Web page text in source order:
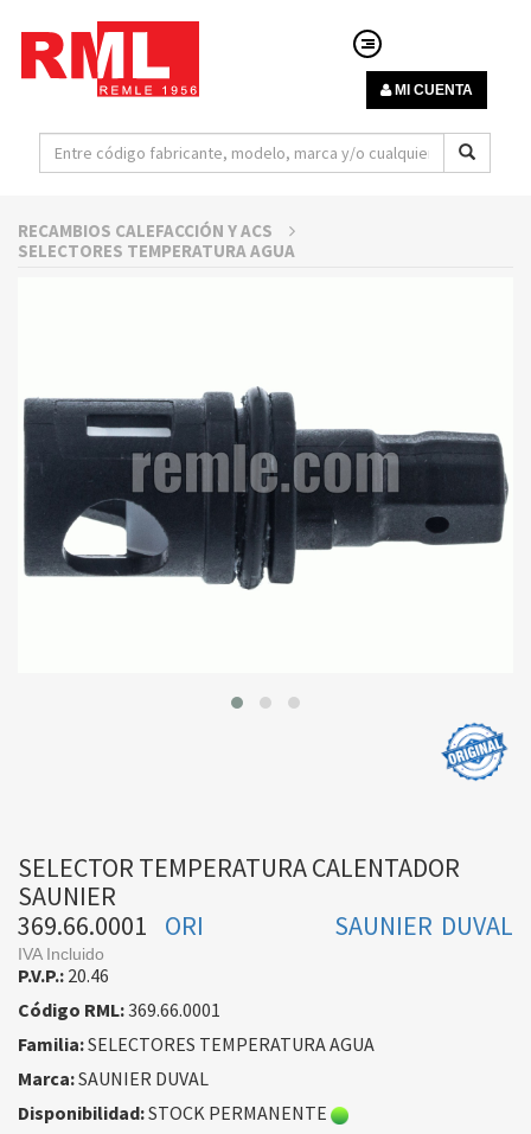
MI CUENTA
RECAMBIOS CALEFACCIÓN Y ACS
SELECTORES TEMPERATURA AGUA
SELECTOR TEMPERATURA CALENTADOR
SAUNIER
369.66.0001
SAUNIER DUVAL
ORI
IVA Incluido
P.V.P.: 20.46
Código RML:369.66.0001
Familia:SELECTORES TEMPERATURA AGUA
Marca:SAUNIER DUVAL
Disponibilidad:STOCK PERMANENTE